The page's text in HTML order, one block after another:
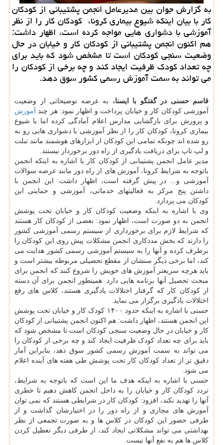
به گزارش جوان بین مدیرعامل انجمن پشتیبانی از كودكان
كار با بیان اینكه شیوع بیماری كرونا، كودكان كار را از نظر
آموزشی با دشواری هایی مواجه كرده است، اظهار داشت:
هم اكنون انجمن پشتیبانی از كودكان كار و خیابان در حال
وضعیت سنجی كودكان است تا مشخص شود كه باید برای
چه تعداد كودك ظرفیت ایجاد كند و چه برخی از كودكان را
می تواند به سمت آموزش رسمی كشور سوق دهد.
قاسم حسنی در گفتگو با ایسنا، به عرضه توضیحاتی از وضعیت
آموزشی کودکان کار و خیابان پرداخت و اظهار نمود: هر چند آموزش
و پرورش برای بازگشایی مدارس اعلام آمادگی کرده اما با شیوع
بیماری کرونا، کودکان کار را از نظر آموزشی با دشواری هایی رو به
رو شده اند چونکه تمامی این کودکان از ابزارهای هوشمند مانند تبلت
و لپ تاپ برای دریافت یادگیری از راه دور برخوردار نیستند.
مدیر عامل انجمن پشتیبانی از کودکان کار با اشاره به اینکه انجمن
باتوجه به شرایط کرونا، آموزش های از راه دور مانند عرضه سوالات
آموزشی و... در پیش گرفته است، اظهار داشت: این انجمن با
داشتن پنج مرکز به فعالیتهای خدماتی، آموزشی و حمایتی این
کودکان می پردازد.
وی با اشاره به اینکه وضعیت کودکان کار و خیابان تحت پوشش
انجمن به دو صورت است، اظهار نمود: بعضی از کودکان کار هستند
که شرایط لازم برای برخورداری از سیستم رسمی آموزشی کشور
را دارند که بخش مددکاری انجمن مشکلات پیش روی این کودکان را
برطرف کرده و آنها را به سیستم آموزشی رسمی کشور هدایت می
کند، اما برخی دیگر سنشان از مقطع تحصیلی مربوطه بیشتر است و
باید هرچه سریعتر آموزش های خویش را شروع کنند که انجمن برای
مبحث تحصیل آنها برنامه هایی دارد. همینطور انجمن برای آن دسته
از کودکان کار که گرفتار اختلالات یادگیری هستند، کلاس های رفع
اختلالات یادگیری برگزار می نماید.
حسنی با اشاره به اینکه حدود ۱۴۰۰ کودک کار و خیابان تحت پوشش
این انجمن هستند، اظهار داشت: هم اکنون انجمن پشتیبانی از کودکان
کار و خیابان در حال وضعیت سنجی کودکان است تا مشخص شود که
باید برای چه تعداد کودک ظرفیت ایجاد کند و چه برخی از کودکان را
می تواند به سمت آموزش رسمی کشور سوق دهد، بنابراین آمار
دقیق تر از تعداد کودکان کار تحت پوشش طی هفته های آینده اعلام
می شود.
حسنی با اشاره به اینکه هدف ما این است که باتوجه به شرایط،
تردد کودکان کار و خیابان را به داخل انجمن کاهش دهیم تا خطری
آنها را تهدید نکند، افزود: کودکان کار در شرایطی هستند که نمی توان
آموزش های مجازی و از راه دور را در اختیارشان گذاشت و از
طرفی حضور این کودکان در کلاس ها و به صورت تجمعی از نظر
بهداشتی می تواند مشکلاتی ایجاد کند، از طرفی دیگر تعطیل کردن
کلاس ها هم به نفع آنها نیست.